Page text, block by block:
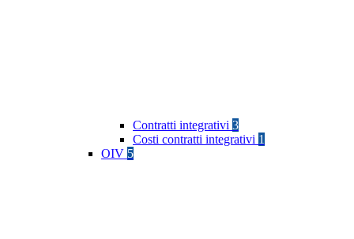
Contratti integrativi 3
Costi contratti integrativi 1
OIV 5